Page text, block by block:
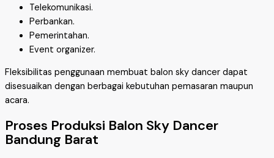
Telekomunikasi.
Perbankan.
Pemerintahan.
Event organizer.
Fleksibilitas penggunaan membuat balon sky dancer dapat
disesuaikan dengan berbagai kebutuhan pemasaran maupun
acara.
Proses Produksi Balon Sky Dancer
Bandung Barat